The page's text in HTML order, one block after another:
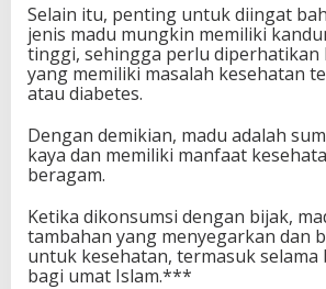
Selain itu, penting untuk diingat
jenis madu mungkin memiliki
tinggi, sehingga perlu diperhatikan
yang memiliki masalah kesehatan
atau diabetes.
Dengan demikian, madu adalah
kaya dan memiliki manfaat
beragam.
Ketika dikonsumsi dengan bijak,
tambahan yang menyegarkan dan
untuk kesehatan, termasuk selama
bagi umat Islam.***